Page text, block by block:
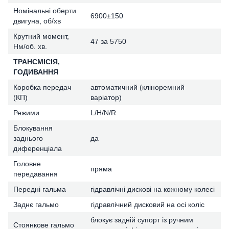
Номінальні оберти
двигуна, об/хв
6900±150
Крутний момент,
Нм/об. хв.
47 за 5750
ТРАНСМІСІЯ,
ГОДИВАННЯ
Коробка передач
(КП)
автоматичний (кліноремний
варіатор)
Режими
L/H/N/R
Блокування
заднього
диференціала
да
Головне
передавання
пряма
Передні гальма
гідравлічні дискові на кожному колесі
Заднє гальмо
гідравлічний дисковий на осі коліс
Стоянкове гальмо
блокує задній супорт із ручним